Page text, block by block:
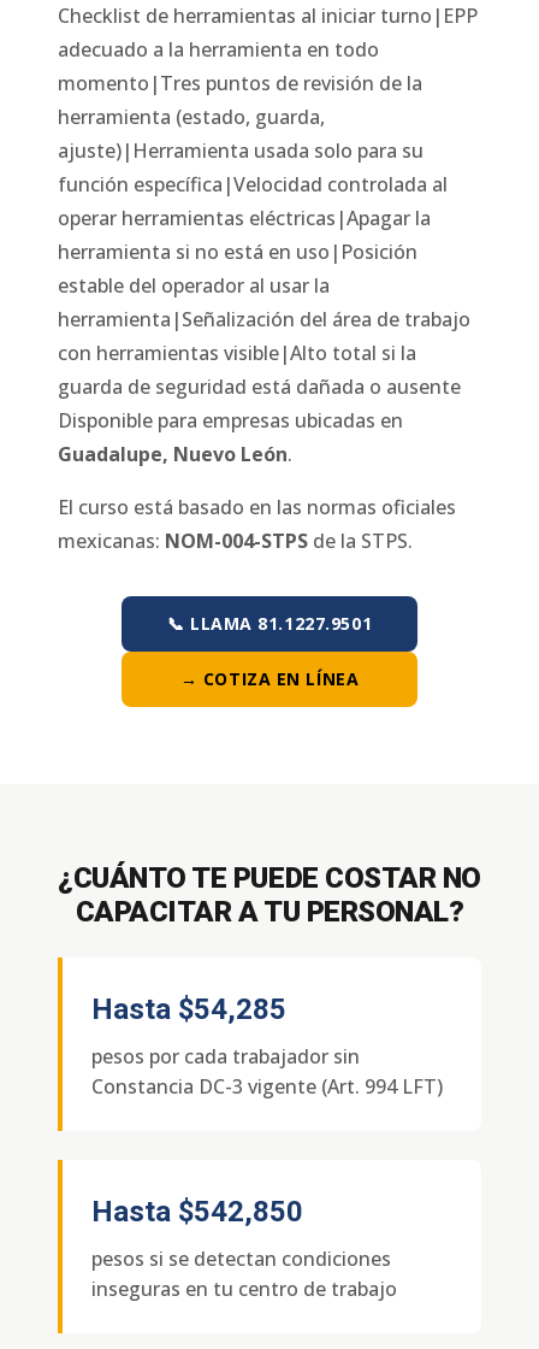
Checklist de herramientas al iniciar turno|EPP
adecuado a la herramienta en todo
momento|Tres puntos de revisión de la
herramienta (estado, guarda,
ajuste)|Herramienta usada solo para su
función específica|Velocidad controlada al
operar herramientas eléctricas|Apagar la
herramienta si no está en uso|Posición
estable del operador al usar la
herramienta|Señalización del área de trabajo
con herramientas visible|Alto total si la
guarda de seguridad está dañada o ausente
Disponible para empresas ubicadas en
Guadalupe, Nuevo León.
El curso está basado en las normas oficiales
mexicanas: NOM-004-STPS de la STPS.
📞 LLAMA 81.1227.9501
→ COTIZA EN LÍNEA
¿CUÁNTO TE PUEDE COSTAR NO
CAPACITAR A TU PERSONAL?
Hasta $54,285
pesos por cada trabajador sin
Constancia DC-3 vigente (Art. 994 LFT)
Hasta $542,850
pesos si se detectan condiciones
inseguras en tu centro de trabajo